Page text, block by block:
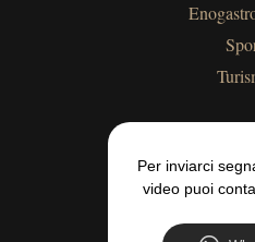
Per inviarci
video puoi